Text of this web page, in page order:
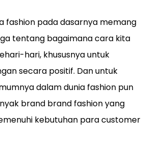
fashion pada dasarnya memang
tentang bagaimana cara kita
hari, khususnya untuk
secara positif. Dan untuk
dalam dunia fashion pun
brand brand fashion yang
kebutuhan para customer